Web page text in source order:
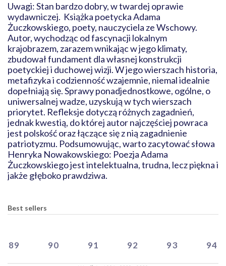
Uwagi: Stan bardzo dobry, w twardej oprawie
wydawniczej. Książka poetycka Adama
Żuczkowskiego, poety, nauczyciela ze Wschowy.
Autor, wychodząc od fascynacji lokalnym
krajobrazem, zarazem wnikając w jego klimaty,
zbudował fundament dla własnej konstrukcji
poetyckiej i duchowej wizji. W jego wierszach historia,
metafizyka i codzienność wzajemnie, niemal idealnie
dopełniają się. Sprawy ponadjednostkowe, ogólne, o
uniwersalnej wadze, uzyskują w tych wierszach
priorytet. Refleksje dotyczą różnych zagadnień,
jednak kwestią, do której autor najczęściej powraca
jest polskość oraz łączące się z nią zagadnienie
patriotyzmu. Podsumowując, warto zacytować słowa
Henryka Nowakowskiego: Poezja Adama
Żuczkowskiego jest intelektualna, trudna, lecz piękna i
jakże głęboko prawdziwa.
Best sellers
89 90 91 92 93 94